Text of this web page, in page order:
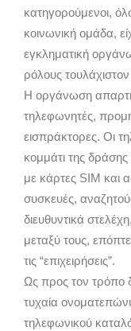
κατηγορούμενοι,
κοινωνική ομάδα,
εγκληματική
ρόλους
Η οργάνωση
τηλεφωνητές,
εισπράκτορες. Οι
κομμάτι της
με κάρτες SIM και
συσκευές,
διευθυντικά
μεταξύ τους,
τις “επιχειρήσεις”.
Ως προς τον τρόπο
τυχαία
τηλεφωνικού